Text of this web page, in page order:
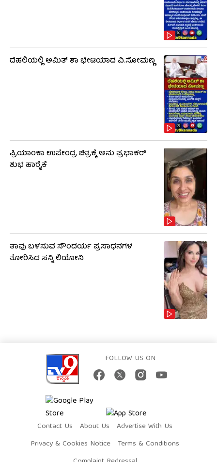
ದೆಹಲಿಯಲ್ಲಿ ಅಮಿತ್ ಶಾ ಭೇಟಿಯಾದ ವಿ.ಸೋಮಣ್ಣ
ಪ್ರಿಯಾಂಕಾ ಉಪೇಂದ್ರ ಚಿತ್ರಕ್ಕೆ ಅನು ಪ್ರಭಾಕರ್
ಶುಭ ಹಾರೈಕೆ
ತಾವು ಬಳಸುವ ಸೌಂದರ್ಯ ಪ್ರಸಾಧನಗಳ
ತೋರಿಸಿದ ಸನ್ನಿ ಲಿಯೋನಿ
FOLLOW US ON
Contact Us About Us
Advertise With Us
Privacy & Cookies Notice
Terms & Conditions